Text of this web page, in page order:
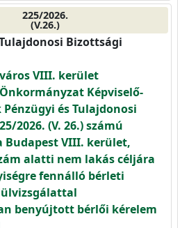
225/2026.
(V.26.)
Bizottsági
VIII. kerület
Képviselő-
és Tulajdonosi
2026. (V. 26.) számú
Budapest VIII. kerület,
alatti nem lakás céljára
fennálló bérleti
benyújtott bérlői kérelem